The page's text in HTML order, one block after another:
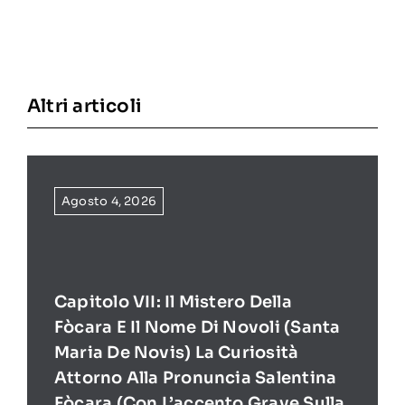
Altri articoli
Agosto 4, 2026
Capitolo VII: Il Mistero Della
Fòcara E Il Nome Di Novoli (Santa
Maria De Novis) La Curiosità
Attorno Alla Pronuncia Salentina